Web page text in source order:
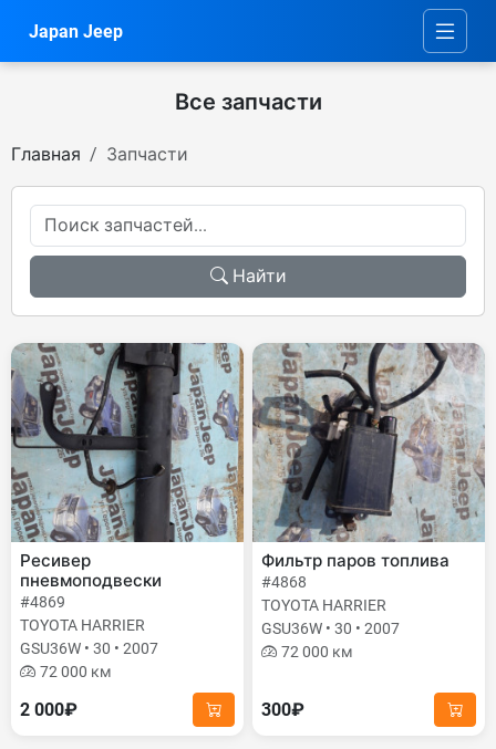
Japan Jeep
Все запчасти
Главная Запчасти
Найти
Ресивер
пневмоподвески
#4869
TOYOTA HARRIER
GSU36W • 30 • 2007
72 000 км
2 000₽
Фильтр паров топлива
#4868
TOYOTA HARRIER
GSU36W • 30 • 2007
72 000 км
300₽